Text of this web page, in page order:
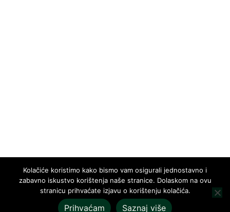
Kolačiće koristimo kako bismo vam osigurali jednostavno i
zabavno iskustvo korištenja naše stranice. Dolaskom na ovu
stranicu prihvaćate izjavu o korištenju kolačića.
Prihvaćam Saznaj više